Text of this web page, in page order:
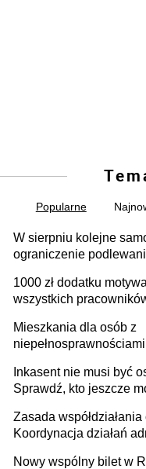
Popularne
W sierpniu kolejne
ograniczenie
może objąć cały kraj
1000 zł dodatku
wszystkich
Mieszkania dla osób z
samodzielnie lub z
Inkasent nie musi być
Sprawdź, kto jeszcze
Zasada współdziałania
Koordynacja działań
Nowy wspólny bilet w